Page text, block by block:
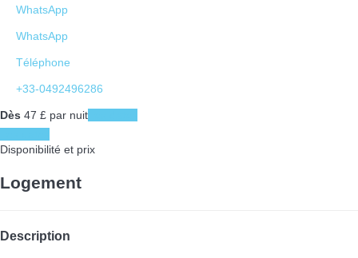
WhatsApp
WhatsApp
Téléphone
+33-0492496286
Dès 47 £ par nuit
Disponibilité et prix
Logement
Description